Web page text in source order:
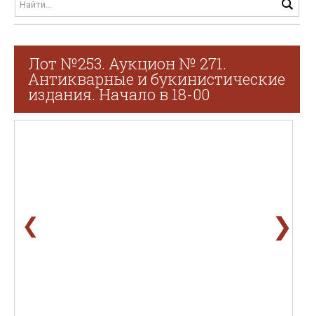
Лот №253. Аукцион № 271.
Антикварные и букинистические
издания. Начало в 18-00
❮ ❯